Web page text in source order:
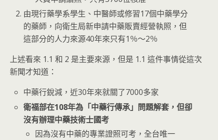
由現行藥學系學生、中醫師或修習17個中藥學分
的藥師，向衛生局新申請中藥販賣經營執照，但
這部分的人力來源40年來只有1％～2％
上述看來 1.1 和 2 是主要來源，但是 1.1 這件事情從這次
新聞才知道：
中藥行銳減，近30年來就關了7000多家
衛福部在108年為「中藥行傳承」問題解套，但卻
沒有辦理中藥技術士國考
因為沒有中藥的專業證照可考，全台唯一